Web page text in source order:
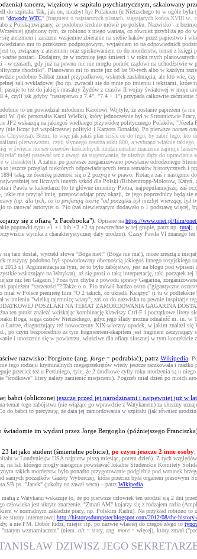
tancerz, więziony w szpitalu psychiatrycznym, szkalowany
do szpitala. Tak, jak on, niezbyt był Polakiem (u Nietzschego to w ogóle
"dowody WTC" [fragment o najstarszych planach, sięgających końca XVIII w.,
z Polską związany, że podobno średnio mówił po polsku. Nazwisko - z
Wcześniej gnębiony tym, że robiono z niego wariata, co również przybliża go
ateizmem i zarazem wzajemne zbieranie na siebie haków przez papiestwo i
mu to przekazem podprogowym, wyjaśniam to na odpowiednich
to, związany z ateizmem oraz spiskowaniem co do morderstw, temat z księgi
ważne postaci. Dodajmy, że w rocznicę jego śmierci i w roku mych
czasach, gdy już na pewno nic nie mogło pomóc rządowi na uchodźstwie
chodziło". Planowano mi to może już od lat 90-tych albo w każdym
podobno Sabbat zmarł przypadkowo, wskutek zasłabnięcia, ale kto wie,
sali wykładowej (bo np. zwracali się do mnie po imieniu i tekstami,
to też do jakiejś masakry Żydów z czasów II wojny światowej w moje
czyli jak gdyby "następstwo z 7.4", "7.4 + 1") przypada całkowite zaćmienie
to on powiedział młodemu Karolowi Wojtyle, że zostanie papieżem (a
W. (jak personalia Karol Wielki), który jednocześnie był w Stronnictwie
wskazują na jakiegoś wielkiego przywódcę politycznego Polaków,
(nie licząc już współczesnej polityki i Kaczora Donalda). Po pierwsze nomen
Chrystusa). Brzmi to więc jak jakiś plan ściśle co do tego, by zabić tego, kto
pierwowzoru, czyli słynnego cesarza roku 800, a wybrano właśnie
w świecie nomen omenów kościelnych fundamentalne znaczenie zajmuje
mógł pasować też z uwagi na sugerowanie, że niezbyt dąży do
w charakter]). A zatem po pierwsze zorganizowano powstanie odrodzonego
jeszcze przegląd niektórych odpowiadających temu tematów historycznych
taką, że ósemkę przenosi się o 2 pozycje w prawo. Rotacja zaś i
też licznych innych szkód dla Polski (Ribbentropp-Mołotow,
Pawła w kalendarzu (to te główne imieniny Piotra, najpopularniejsze, zaś
ma przyjąć imię, przepowiadając przy okazji, że jego poprzednicy będą
(np. dla tych, co to preferują teorię "od początku był niezbyt wierzący, był
ratować autorytet o. Pio (zaś niewierzącym dodawało o 1 podstawę więcej,
się z ofiarą "z Facebooka"). Opisane na https://www.onet.pl/film/
poprawki typu +1 +1 lub +2 +2 są powszechne w tej grupie, patrz np. tutaj),
wynika z charakterystycznej daty urodzin). Czasy Pawła VI znanego
się tam dostał, wyrzekł słowa "Boga niet!" (Boga nie ma!), może zresztą z
podobno był spowodowany obecnością jakiegoś innego
2013 r.). Argumentacja za tym, że to było zabójstwo, jest na blogu pod
wskazujące na Watykan), aż się prosi o taką interpretację, taki początek
niż ten Gagarin.) Poza tym chyba z powodu sprawy Gagarina,
papieżem "szczerości"? Także o o. Pio mówił bardzo ostro ("gigantyczne
w Polsce premierę film "O 2 takich, co ukradli Księżyc" (i tu w
w imieniu "wielką tajemnicę wiary", zaś co do nazwiska to pewnie
POSZLAKI NA TEMAT ZAMORDOWANIA GAGARINA
punkt znaleźć wciskając kombinację klawiszy Ctrl-F i początkowe litery
Boga, sięga czasów Nietzschego, gdyż jego ślady można odnaleźć m. in.
diagnozujący też nowoczesny XIX-wieczny upadek, w jakim znalazł
po czym bezpośrednio za tym fragmentem-akapitem jest fragment
i unoszenie się w powietrzu, właściwe dla ofiary słusznej w tym
nazwisko: Forgione (ang. forge = podrabiać), patrz Wikipedia
rodzaju kryminalnych megaprzekrętów wtedy jeszcze raczkowała i
też u Pertiniego, tyle, że 2 środkowe cyfry roku urodzenia są u
litery należy zamienić miejscami). Pogrzeb miał dzień po moich
babci (obliczonej jeszcze przed jej narodzinami i najpewniej już w
tego zabójstwa (nie wiążące go wprawdzie z Watykanem) za słuszny
do babci to precyzuję, że data jej zamordowania w szpitalu (jak również
świadomie im wydani przez Jorge Bergoglio (późniejszego
lat jako student (śmiertelne pobicie), po czym jeszcze 2 inne osoby
w Londynie (w USA najpierw piszą miesiąc, potem dzień). Z tych
na fali którego mogły następnie powstawać lokalne Studenckie Komitety
takich morderstw było ponadto przygotowanie podglebia pod warunek
początków Gazety Wyborczej, która przecież była organem prasowym
SB ps. "Janek" (jakoby na zawał serca) – patrz Wikipedia
mafią z Watykanu wskazuje to, że po pierwsze człowiek ten urodził się 2 dni
jest ukryte znaczenie. "Zmarł AM" kojarzy się z rodzajem radia
w normalnym zakładzie pracy, np. Polskim Radiu). Na przykład robiono
strony internetowej http://historysdumpster.blogspot.com/2012/08/the-
a nie FM. Dobór ludzi, miejsc itp. po nazwie własnej do czegoś złego to
wzmacniaczem" (niem. alt = stary, ang. more = więcej), który zmarł
DZIWISZ JEGO